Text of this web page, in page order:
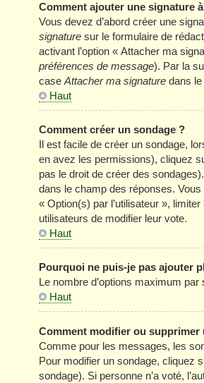
Comment ajouter une signature
Vous devez d’abord créer une
signature sur le formulaire de
activant l’option « Attacher ma
préférences de message). Par la
case Attacher ma signature dans
Haut
Comment créer un sondage ?
Il est facile de créer un sondage,
en avez les permissions), cliquez
pas le droit de créer des
dans le champ des réponses.
« Option(s) par l’utilisateur »,
utilisateurs de modifier leur vote.
Haut
Pourquoi ne puis-je pas ajouter
Le nombre d’options maximum
Haut
Comment modifier ou supprimer
Comme pour les messages, les
Pour modifier un sondage, cliquez
sondage). Si personne n’a voté,